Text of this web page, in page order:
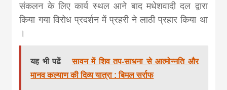
संकलन के लिए कार्य स्थल आने बाद मधेशवादी दल द्वारा
किया गया विरोध प्रदर्शन में प्रहरी ने लाठी प्रहार किया था
।
यह भी पढें
सावन में शिव तप-साधना से आत्मोन्नति और
मानव कल्याण की दिव्य यात्रा : बिमल सर्राफ